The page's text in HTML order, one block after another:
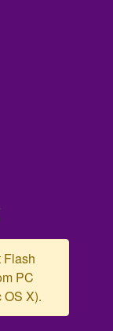
Flash
PC
OS X).